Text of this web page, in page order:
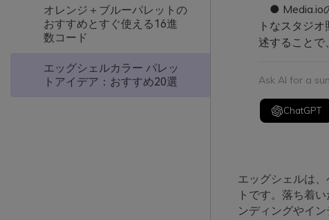
オレンジ＋ブルーパレットの
おすすめとすぐ使える16進
数コード
エッグシェルカラー パレッ
トアイデア：おすすめ20選
● Media.io
トなスタジ
述することで
Ask AI for a
ChatGPT
エッグシェルは
トです。落ち着
ンディングやイ